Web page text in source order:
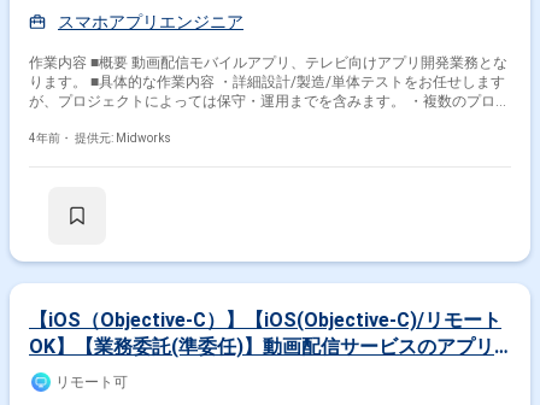
スマホアプリエンジニア
作業内容 ■概要 動画配信モバイルアプリ、テレビ向けアプリ開発業務とな
ります。 ■具体的な作業内容 ・詳細設計/製造/単体テストをお任せします
が、プロジェクトによっては保守・運用までを含みます。 ・複数のプロジ
って基本設計、技術担当として顧客MTG同席の可能性あり。 ■開発環境：
ミュニケーション
4年前・ 提供元: Midworks
【iOS（Objective-C）】【iOS(Objective-C)/リモート
OK】【業務委託(準委任)】動画配信サービスのアプリ
開発リモート可